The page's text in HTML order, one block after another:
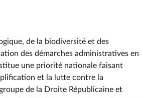
de la biodiversité et des
des démarches administratives en
une priorité nationale faisant
et la lutte contre la
de la Droite Républicaine et